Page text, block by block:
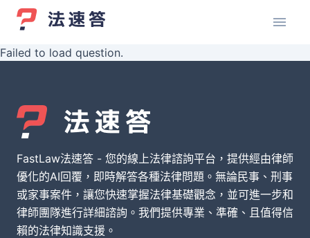
Failed to load question.
FastLaw法速答 - 您的線上法律諮詢平台，提供經由律師
優化的AI回覆，即時解答各種法律問題。無論民事、刑事
或家事案件，讓您快速掌握法律基礎觀念，並可進一步和
律師團隊進行詳細諮詢。我們提供專業、準確、且值得信
賴的法律知識支援。